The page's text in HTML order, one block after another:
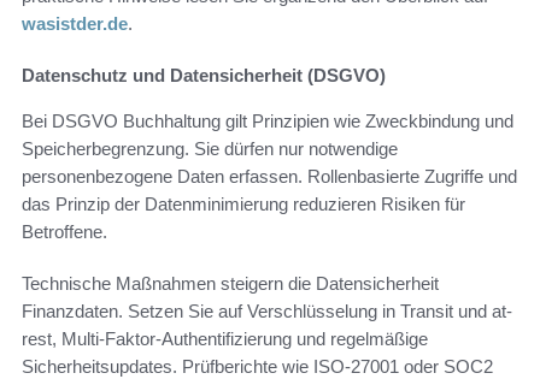
wasistder.de.
Datenschutz und Datensicherheit (DSGVO)
Bei DSGVO Buchhaltung gilt Prinzipien wie Zweckbindung und
Speicherbegrenzung. Sie dürfen nur notwendige
personenbezogene Daten erfassen. Rollenbasierte Zugriffe und
das Prinzip der Datenminimierung reduzieren Risiken für
Betroffene.
Technische Maßnahmen steigern die Datensicherheit
Finanzdaten. Setzen Sie auf Verschlüsselung in Transit und at-
rest, Multi-Faktor-Authentifizierung und regelmäßige
Sicherheitsupdates. Prüfberichte wie ISO-27001 oder SOC2